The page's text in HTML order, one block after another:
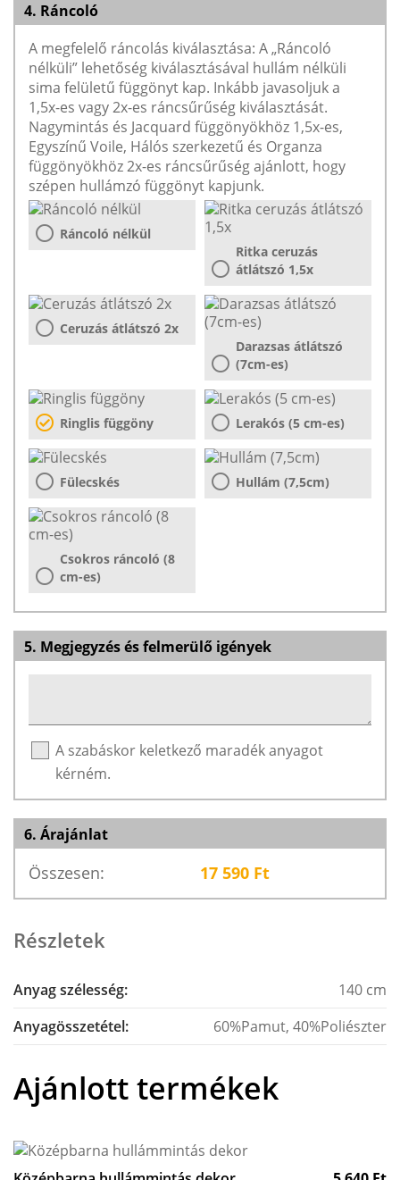
4. Ráncoló
A megfelelő ráncolás kiválasztása: A „Ráncoló
nélküli” lehetőség kiválasztásával hullám nélküli
sima felületű függönyt kap. Inkább javasoljuk a
1,5x-es vagy 2x-es ráncsűrűség kiválasztását.
Nagymintás és Jacquard függönyökhöz 1,5x-es,
Egyszínű Voile, Hálós szerkezetű és Organza
függönyökhöz 2x-es ráncsűrűség ajánlott, hogy
szépen hullámzó függönyt kapjunk.
Ráncoló nélkül
Ritka ceruzás
átlátszó 1,5x
Ceruzás átlátszó 2x
Darazsas átlátszó
(7cm-es)
Ringlis függöny Lerakós (5 cm-es)
Fülecskés Hullám (7,5cm)
Csokros ráncoló (8
cm-es)
5. Megjegyzés és felmerülő igények
A szabáskor keletkező maradék anyagot
kérném.
6. Árajánlat
Összesen: 17 590 Ft
Részletek
Anyag szélesség:
140 cm
Anyagösszetétel:
60%Pamut, 40%Poliészter
Ajánlott termékek